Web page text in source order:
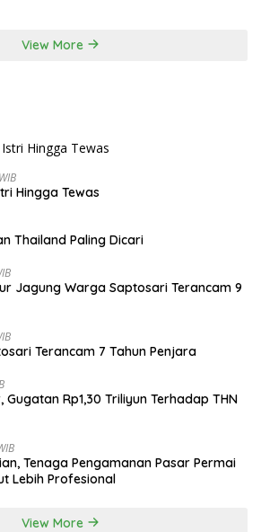
View More
Hingga Tewas
Thailand Paling Dicari
Jagung Warga Saptosari Terancam 9
Terancam 7 Tahun Penjara
Rp1,30 Triliyun Terhadap THN
Tenaga Pengamanan Pasar Permai
Lebih Profesional
View More